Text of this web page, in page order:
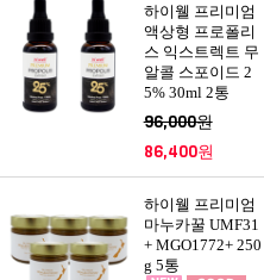
하이웰 프리미엄
액상형 프로폴리
스 익스트렉트 무
알콜 스포이드 2
5% 30ml 2통
96,000원
86,400원
하이웰 프리미엄
마누카꿀 UMF31
+ MGO1772+ 250
g 5통